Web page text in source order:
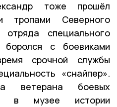
тоже прошёл
тропами Северного
специального
боролся с боевиками
срочной службы
«снайпер».
ветерана боевых
в музее истории